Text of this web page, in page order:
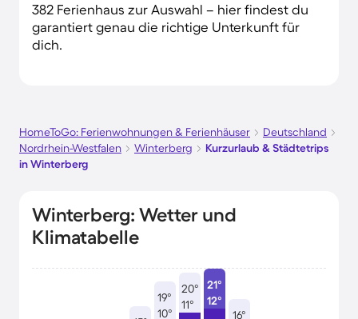
382 Ferienhaus zur Auswahl – hier findest du
garantiert genau die richtige Unterkunft für
dich.
HomeToGo: Ferienwohnungen & Ferienhäuser
Deutschland
Nordrhein-Westfalen
Winterberg
Kurzurlaub & Städtetrips
in Winterberg
Winterberg: Wetter und
Klimatabelle
19°
10°
20°
11°
21°
12°
16°